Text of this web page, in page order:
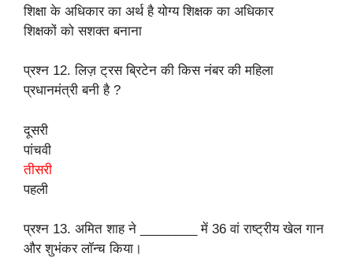
शिक्षा के अधिकार का अर्थ है योग्य शिक्षक का अधिकार
शिक्षकों को सशक्त बनाना
प्रश्न 12. लिज़ ट्रस ब्रिटेन की किस नंबर की महिला
प्रधानमंत्री बनी है ?
दूसरी
पांचवी
तीसरी
पहली
प्रश्न 13. अमित शाह ने ________ में 36 वां राष्ट्रीय खेल गान
और शुभंकर लॉन्च किया।